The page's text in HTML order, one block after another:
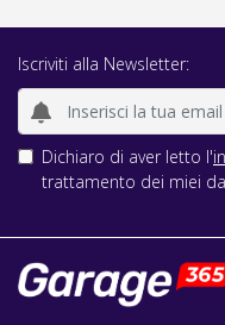
Iscriviti alla Newsletter:
Dichiaro di aver letto l'
trattamento dei miei